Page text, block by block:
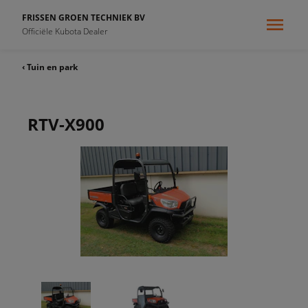
FRISSEN GROEN TECHNIEK BV
Officiële Kubota Dealer
‹ Tuin en park
RTV-X900